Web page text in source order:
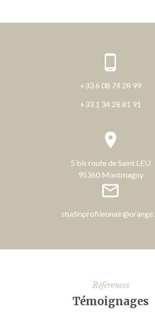
+33 6 08 74 28 99
+33 1 34 28 81 91
5 bis route de Saint LEU
95360 Montmagny
Références
Témoignages